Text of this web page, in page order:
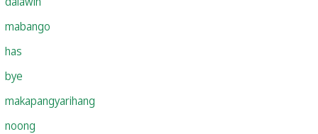
mabango
has
bye
makapangyarihang
noong